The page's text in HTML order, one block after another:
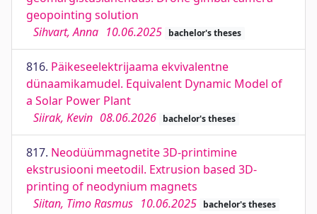
geopointing solution
Sihvart, Anna 10.06.2025 bachelor's theses
816. Päikeseelektrijaama ekvivalentne
dünaamikamudel. Equivalent Dynamic Model of
a Solar Power Plant
Siirak, Kevin 08.06.2026 bachelor's theses
817. Neodüümmagnetite 3D-printimine
ekstrusiooni meetodil. Extrusion based 3D-
printing of neodynium magnets
Siitan, Timo Rasmus 10.06.2025 bachelor's theses